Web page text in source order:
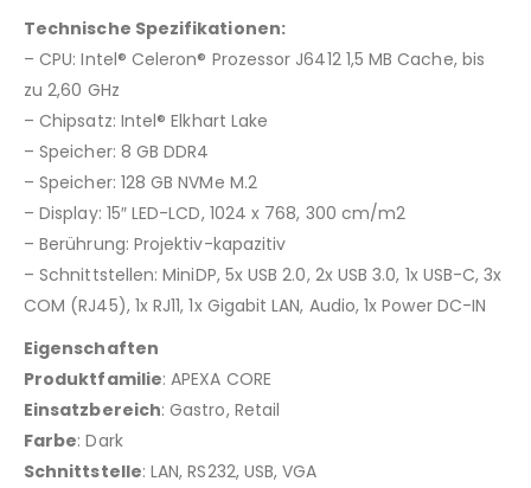
Technische Spezifikationen:
– CPU: Intel® Celeron® Prozessor J6412 1,5 MB Cache, bis
zu 2,60 GHz
– Chipsatz: Intel® Elkhart Lake
– Speicher: 8 GB DDR4
– Speicher: 128 GB NVMe M.2
– Display: 15″ LED-LCD, 1024 x 768, 300 cm/m2
– Berührung: Projektiv-kapazitiv
– Schnittstellen: MiniDP, 5x USB 2.0, 2x USB 3.0, 1x USB-C, 3x
COM (RJ45), 1x RJ11, 1x Gigabit LAN, Audio, 1x Power DC-IN
Eigenschaften
Produktfamilie: APEXA CORE
Einsatzbereich: Gastro, Retail
Farbe: Dark
Schnittstelle: LAN, RS232, USB, VGA